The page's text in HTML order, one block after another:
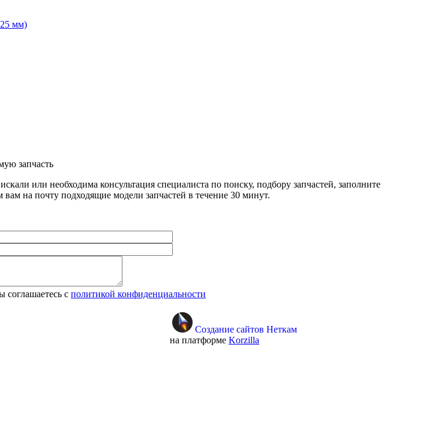
мм)
запчасть
или необходима консультация специалиста по поиску, подбору запчастей, заполните
на почту подходящие модели запчастей в течение 30 минут.
соглашаетесь с политикой конфиденциальности
Создание сайтов Неткам
на платформе Korzilla